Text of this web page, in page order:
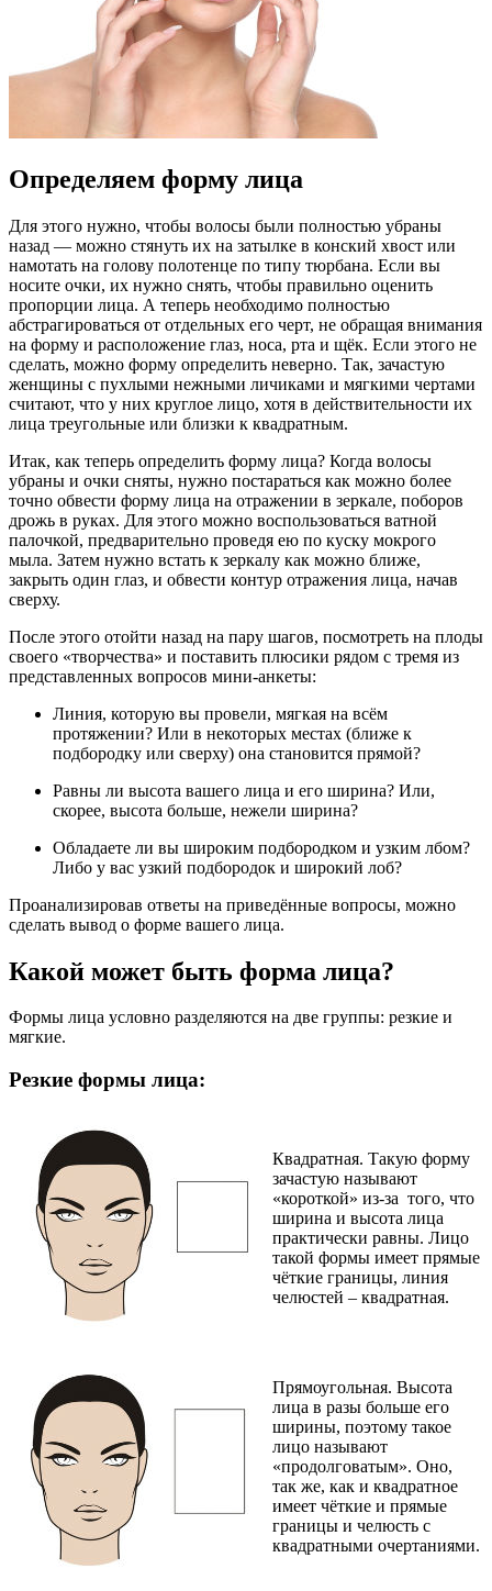
Определяем форму лица
Для этого нужно, чтобы волосы были полностью убраны
назад — можно стянуть их на затылке в конский хвост или
намотать на голову полотенце по типу тюрбана. Если вы
носите очки, их нужно снять, чтобы правильно оценить
пропорции лица. А теперь необходимо полностью
абстрагироваться от отдельных его черт, не обращая внимания
на форму и расположение глаз, носа, рта и щёк. Если этого не
сделать, можно форму определить неверно. Так, зачастую
женщины с пухлыми нежными личиками и мягкими чертами
считают, что у них круглое лицо, хотя в действительности их
лица треугольные или близки к квадратным.
Итак, как теперь определить форму лица? Когда волосы
убраны и очки сняты, нужно постараться как можно более
точно обвести форму лица на отражении в зеркале, поборов
дрожь в руках. Для этого можно воспользоваться ватной
палочкой, предварительно проведя ею по куску мокрого
мыла. Затем нужно встать к зеркалу как можно ближе,
закрыть один глаз, и обвести контур отражения лица, начав
сверху.
После этого отойти назад на пару шагов, посмотреть на плоды
своего «творчества» и поставить плюсики рядом с тремя из
представленных вопросов мини-анкеты:
Линия, которую вы провели, мягкая на всём
протяжении? Или в некоторых местах (ближе к
подбородку или сверху) она становится прямой?
Равны ли высота вашего лица и его ширина? Или,
скорее, высота больше, нежели ширина?
Обладаете ли вы широким подбородком и узким лбом?
Либо у вас узкий подбородок и широкий лоб?
Проанализировав ответы на приведённые вопросы, можно
сделать вывод о форме вашего лица.
Какой может быть форма лица?
Формы лица условно разделяются на две группы: резкие и
мягкие.
Резкие формы лица:
Квадратная. Такую форму
зачастую называют
«короткой» из-за того, что
ширина и высота лица
практически равны. Лицо
такой формы имеет прямые
чёткие границы, линия
челюстей – квадратная.
Прямоугольная. Высота
лица в разы больше его
ширины, поэтому такое
лицо называют
«продолговатым». Оно,
так же, как и квадратное
имеет чёткие и прямые
границы и челюсть с
квадратными очертаниями.